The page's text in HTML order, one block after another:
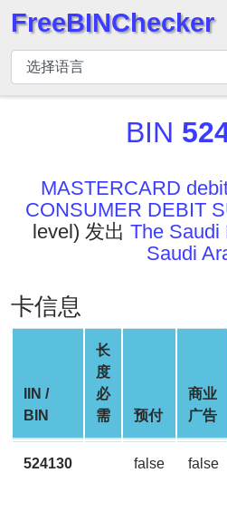
BIN
检
查
索
BIN
API
BIN
Generator
Checker
v2
BIN
CC
FreeBINChecker
BIN
MASTERCARD
CONSUMER DEBIT
level) 发出 The Saudi
Saudi
卡信息
IIN /
BIN
长
度
必
需
预付
商业
广告
524130 false false